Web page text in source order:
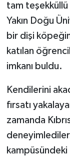
tam teşekküllü
Yakın Doğu
bir dişi köpeğin
katılan
imkanı buldu.
Kendilerini
fırsatı
zamanda
kampüsündeki